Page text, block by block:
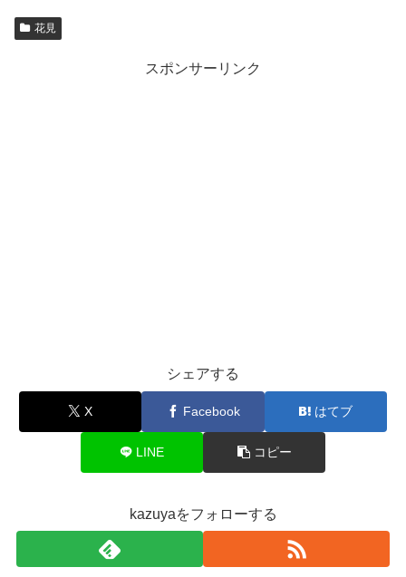
花見
スポンサーリンク
シェアする
X Facebook はてブ
LINE コピー
kazuyaをフォローする